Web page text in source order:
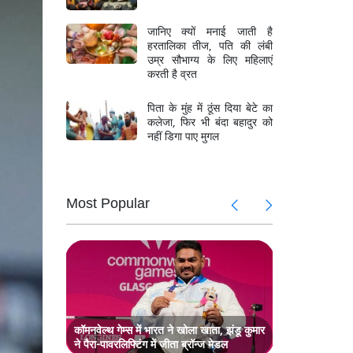
जानिए क्यों मनाई जाती है
हरतालिका तीज, पति की लंबी
उम्र सौभाग्य के लिए महिलाएं
करती है व्रत
पिता के मुंह में ठूंस दिया बेटे का
कलेजा, फिर भी बंदा बहादुर को
नहीं डिगा पाए मुगल
Most Popular
कॉमनवेल्थ गेम्स में भारत ने खोला खाता, झंडू कुमार
ने पैरा-पावरलिफ्टिंग में जीता ब्रॉन्ज मेडल